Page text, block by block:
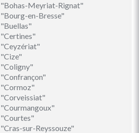
"Bohas-Meyriat-Rignat"
en-Bresse"
"Ceyzériat"
"Coligny"
"Cormoz"
sur-Reyssouze"